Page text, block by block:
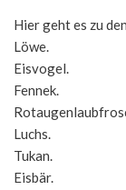
Hier geht es zu
Löwe.
Eisvogel.
Fennek.
Luchs.
Tukan.
Eisbär.